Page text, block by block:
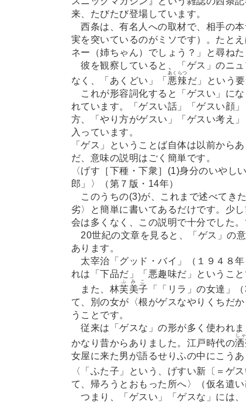
来、たびたび登場しています。
西条は、有名人への取材で、相手の
実を突いているのがミソです）。たと
ネー（姉ちゃん）でしょう？」と尋ねた
彼を観察していると、「ゲス」のニ
なく、「あくどい」「 悪辣
あくらつ
だ」という
これが形容詞化すると「ゲスい」に
れています。「ゲスい話」「ゲスい顔
方、「やり方がゲスい」「ゲスい考え
入っています。
「ゲス」ということば自体は以前から
だ、意味の説明はごく簡単です。
〈げす［下種・下衆］(1)身分のいや
郎」〉（第７版・14年）
このうちの(3)が、これまで述べてき
劣〉と簡単に書いてあるだけです。少
会は多くなく、この説明で十分でした
20世紀の文章を見ると、「ゲス」の
あります。
太宰治「グッド・バイ」（１９４８
れは「下品だ」「悪趣味だ」ということ
また、林芙美子
ふみこ
「「リラ」の女達」
て、別の女が〈根がゲスなやりくちだ
うことです。
従来は「ゲスな」の形が多く使われま
かなり昔からありました。江戸時代の洒
し
女屋に来た男が語るせりふの中にこうあ
〈「ふた子」という、げすい新〔＝ゲ
て、帰ろうとおもった所へ〉（仮名遣い
つまり、「ゲスい」「ゲスな」には